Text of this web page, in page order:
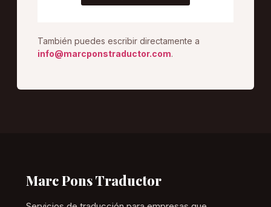
También puedes escribir directamente a
info@marcponstraductor.com.
Marc Pons Traductor